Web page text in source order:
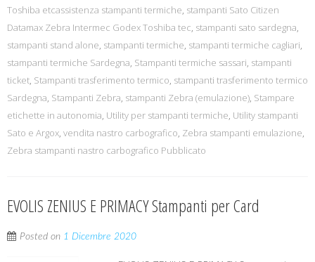
Toshiba etcassistenza stampanti termiche, stampanti Sato Citizen
Datamax Zebra Intermec Godex Toshiba tec, stampanti sato sardegna,
stampanti stand alone, stampanti termiche, stampanti termiche cagliari,
stampanti termiche Sardegna, Stampanti termiche sassari, stampanti
ticket, Stampanti trasferimento termico, stampanti trasferimento termico
Sardegna, Stampanti Zebra, stampanti Zebra (emulazione), Stampare
etichette in autonomia, Utility per stampanti termiche, Utility stampanti
Sato e Argox, vendita nastro carbografico, Zebra stampanti emulazione,
Zebra stampanti nastro carbografico Pubblicato
EVOLIS ZENIUS E PRIMACY Stampanti per Card
Posted on 1 Dicembre 2020